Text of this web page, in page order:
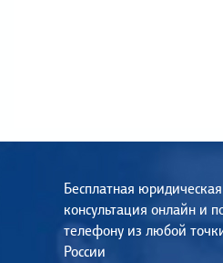
Бесплатная юридическая
консультация онлайн и
телефону из любой
России